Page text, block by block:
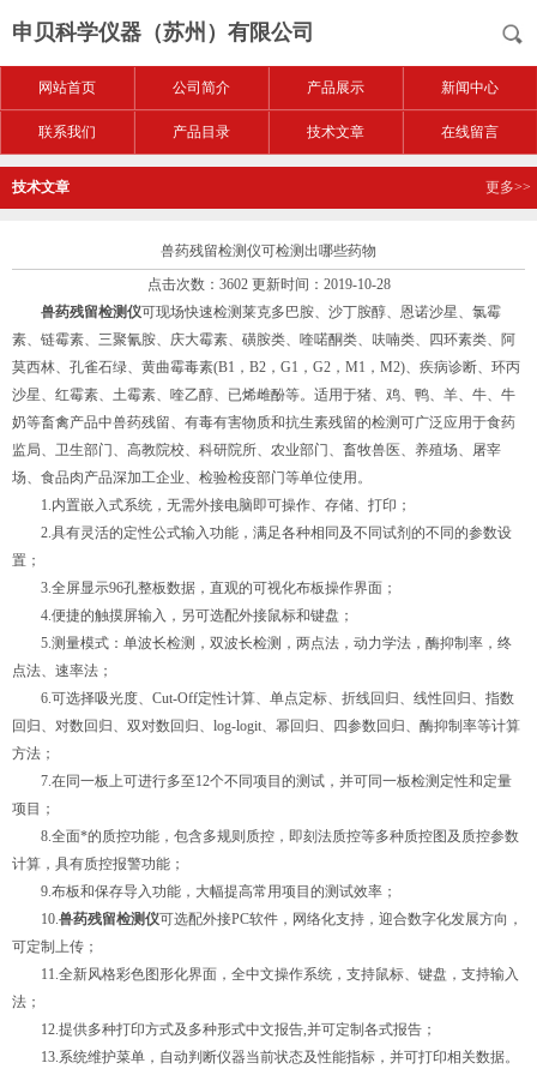
申贝科学仪器（苏州）有限公司
网站首页 公司简介 产品展示 新闻中心
联系我们 产品目录 技术文章 在线留言
技术文章 更多>>
兽药残留检测仪可检测出哪些药物
点击次数：3602 更新时间：2019-10-28
兽药残留检测仪可现场快速检测莱克多巴胺、沙丁胺醇、恩诺沙星、氯霉
素、链霉素、三聚氰胺、庆大霉素、磺胺类、喹喏酮类、呋喃类、四环素类、阿
莫西林、孔雀石绿、黄曲霉毒素(B1，B2，G1，G2，M1，M2)、疾病诊断、环丙
沙星、红霉素、土霉素、喹乙醇、已烯雌酚等。适用于猪、鸡、鸭、羊、牛、牛
奶等畜禽产品中兽药残留、有毒有害物质和抗生素残留的检测可广泛应用于食药
监局、卫生部门、高教院校、科研院所、农业部门、畜牧兽医、养殖场、屠宰
场、食品肉产品深加工企业、检验检疫部门等单位使用。
1.内置嵌入式系统，无需外接电脑即可操作、存储、打印；
2.具有灵活的定性公式输入功能，满足各种相同及不同试剂的不同的参数设
置；
3.全屏显示96孔整板数据，直观的可视化布板操作界面；
4.便捷的触摸屏输入，另可选配外接鼠标和键盘；
5.测量模式：单波长检测，双波长检测，两点法，动力学法，酶抑制率，终
点法、速率法；
6.可选择吸光度、Cut-Off定性计算、单点定标、折线回归、线性回归、指数
回归、对数回归、双对数回归、log-logit、幂回归、四参数回归、酶抑制率等计算
方法；
7.在同一板上可进行多至12个不同项目的测试，并可同一板检测定性和定量
项目；
8.全面*的质控功能，包含多规则质控，即刻法质控等多种质控图及质控参数
计算，具有质控报警功能；
9.布板和保存导入功能，大幅提高常用项目的测试效率；
10.兽药残留检测仪可选配外接PC软件，网络化支持，迎合数字化发展方向，
可定制上传；
11.全新风格彩色图形化界面，全中文操作系统，支持鼠标、键盘，支持输入
法；
12.提供多种打印方式及多种形式中文报告,并可定制各式报告；
13.系统维护菜单，自动判断仪器当前状态及性能指标，并可打印相关数据。